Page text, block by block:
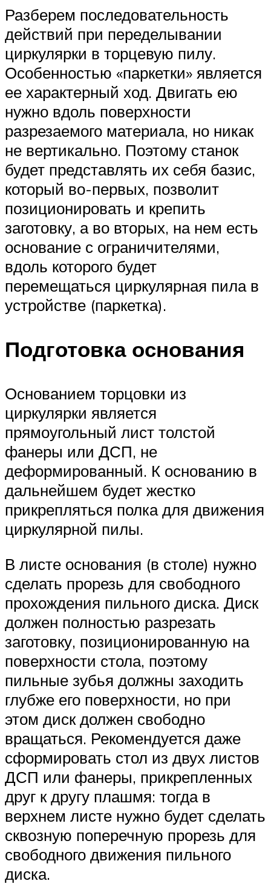
Разберем последовательность
действий при переделывании
циркулярки в торцевую пилу.
Особенностью «паркетки» является
ее характерный ход. Двигать ею
нужно вдоль поверхности
разрезаемого материала, но никак
не вертикально. Поэтому станок
будет представлять их себя базис,
который во-первых, позволит
позиционировать и крепить
заготовку, а во вторых, на нем есть
основание с ограничителями,
вдоль которого будет
перемещаться циркулярная пила в
устройстве (паркетка).
Подготовка основания
Основанием торцовки из
циркулярки является
прямоугольный лист толстой
фанеры или ДСП, не
деформированный. К основанию в
дальнейшем будет жестко
прикрепляться полка для движения
циркулярной пилы.
В листе основания (в столе) нужно
сделать прорезь для свободного
прохождения пильного диска. Диск
должен полностью разрезать
заготовку, позиционированную на
поверхности стола, поэтому
пильные зубья должны заходить
глубже его поверхности, но при
этом диск должен свободно
вращаться. Рекомендуется даже
сформировать стол из двух листов
ДСП или фанеры, прикрепленных
друг к другу плашмя: тогда в
верхнем листе нужно будет сделать
сквозную поперечную прорезь для
свободного движения пильного
диска.